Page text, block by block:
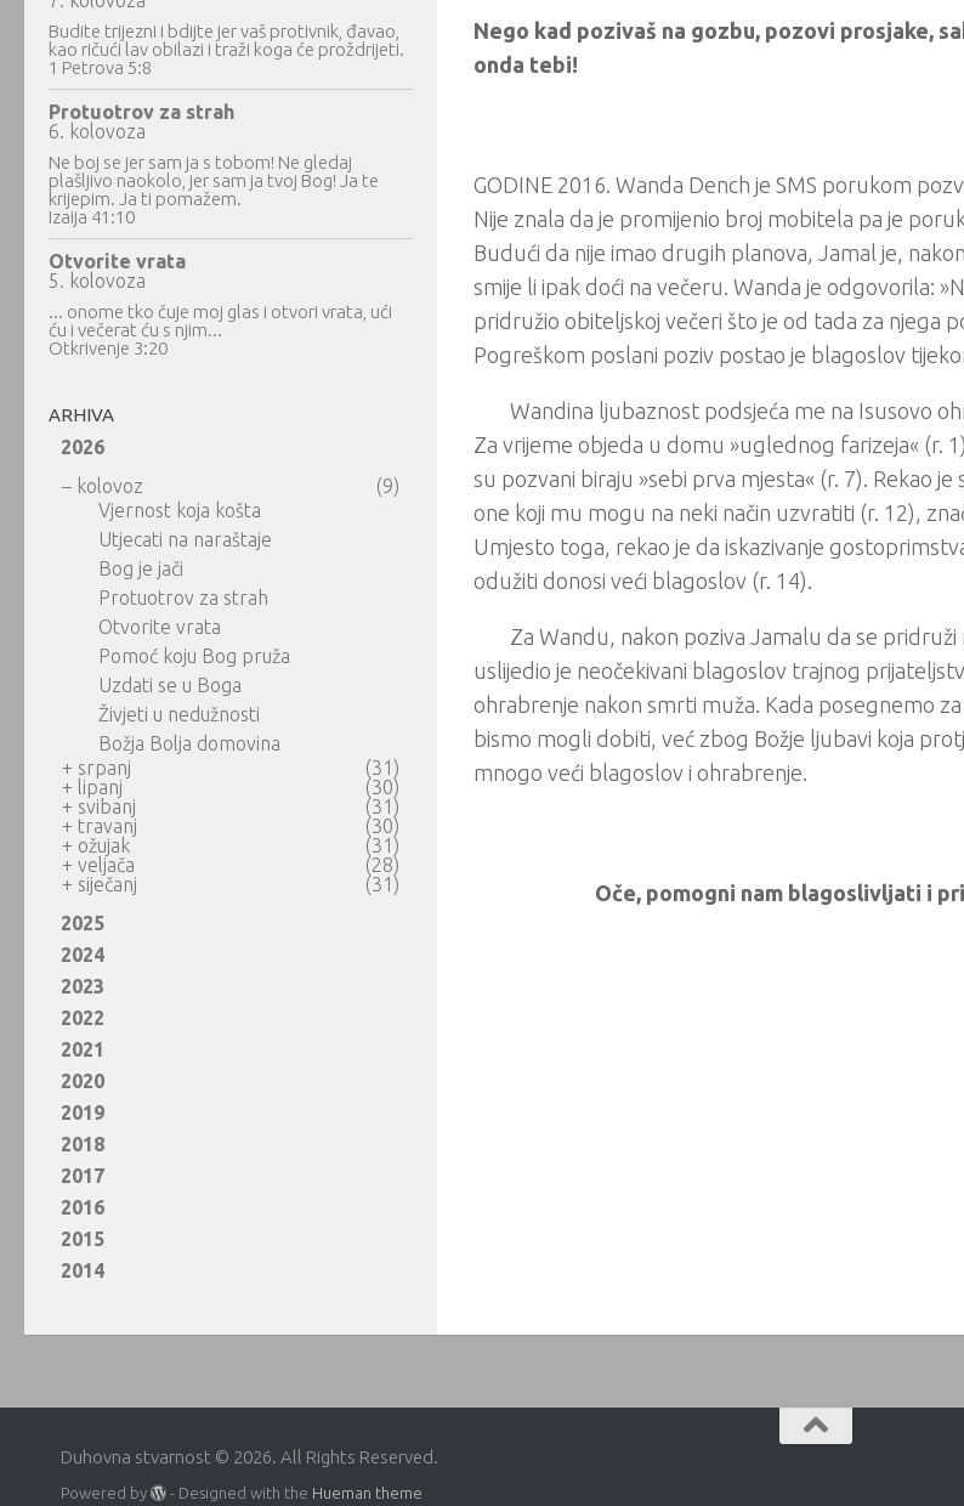
Nego kad pozivaš na gozbu, pozovi prosjake,
onda tebi!
GODINE 2016. Wanda Dench je SMS porukom
Nije znala da je promijenio broj mobitela pa je
Budući da nije imao drugih planova, Jamal je,
smije li ipak doći na večeru. Wanda je odgovorila:
pridružio obiteljskoj večeri što je od tada za njega
Pogreškom poslani poziv postao je blagoslov
Wandina ljubaznost podsjeća me na Isusovo
Za vrijeme objeda u domu »uglednog farizeja« (r.
su pozvani biraju »sebi prva mjesta« (r. 7). Rekao
one koji mu mogu na neki način uzvratiti (r. 12),
Umjesto toga, rekao je da iskazivanje
odužiti donosi veći blagoslov (r. 14).
Za Wandu, nakon poziva Jamalu da se
uslijedio je neočekivani blagoslov trajnog
ohrabrenje nakon smrti muža. Kada posegnemo
bismo mogli dobiti, već zbog Božje ljubavi koja
mnogo veći blagoslov i ohrabrenje.
Oče, pomogni nam blagoslivljati i
Budite trijezni i bdijte jer vaš protivnik, đavao,
kao ričući lav obilazi i traži koga će proždrijeti.
1 Petrova 5:8
Protuotrov za strah
6. kolovoza
Ne boj se jer sam ja s tobom! Ne gledaj
plašljivo naokolo, jer sam ja tvoj Bog! Ja te
krijepim. Ja ti pomažem.
Izaija 41:10
Otvorite vrata
5. kolovoza
... onome tko čuje moj glas i otvori vrata, ući
ću i večerat ću s njim...
Otkrivenje 3:20
ARHIVA
2026
– kolovoz
(9)
Vjernost koja košta
Utjecati na naraštaje
Bog je jači
Protuotrov za strah
Otvorite vrata
Pomoć koju Bog pruža
Uzdati se u Boga
Živjeti u nedužnosti
Božja Bolja domovina
+ srpanj
(31)
+ lipanj
(30)
+ svibanj
(31)
+ travanj
(30)
+ ožujak
(31)
+ veljača
(28)
+ siječanj
(31)
2025
2024
2023
2022
2021
2020
2019
2018
2017
2016
2015
2014
Duhovna stvarnost © 2026. All Rights Reserved.
Powered by - Designed with the Hueman theme